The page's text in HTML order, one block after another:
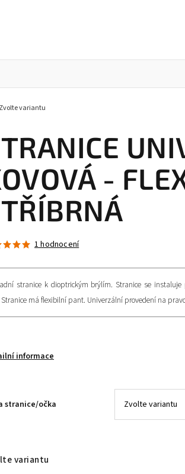
-
Zvolte variantu
1 hodnocení
stranice k dioptrickým brýlím. Stranice se instaluje
má flexibilní pant. Univerzální provedení na
informace
stranice/očka
variantu